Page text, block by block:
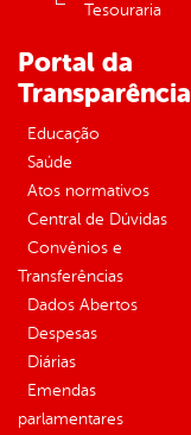
Tesouraria
Portal da
Transparência
Educação
Saúde
Atos normativos
Central de Dúvidas
Convênios e
Transferências
Dados Abertos
Despesas
Diárias
Emendas
parlamentares